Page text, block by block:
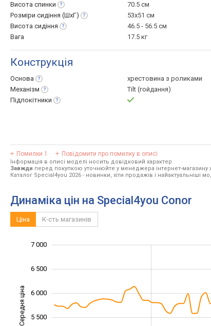
Висота спинки
70.5 см
Розміри сидіння (ШхГ)
53x51 см
Висота сидіння
46.5 - 56.5 см
Вага
17.5 кг
Конструкція
Основа
хрестовина з роликами
Механізм
Tilt (гойдання)
Підлокітники
Помилки 1 Повідомити про помилку в описі
Інформація в описі моделі носить довідковий характер.
Завжди перед покупкою уточнюйте у менеджера інтернет-магазину
Каталог Special4you 2026 - новинки, хіти продажів і найактуальніші
Динаміка цін на Special4you Conor
Ціна К-сть магазинів
Середня ціна 5 500
6 000
6 500
7 000